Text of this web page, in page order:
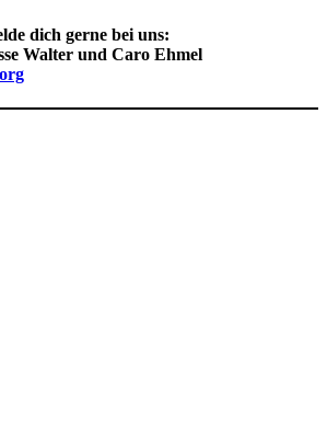
dich gerne bei uns:
Walter und Caro Ehmel